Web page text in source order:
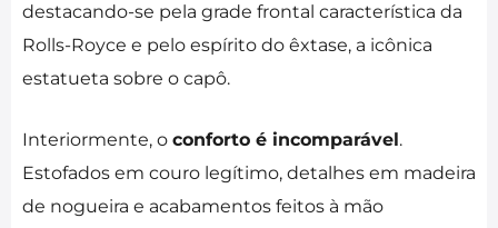
destacando-se pela grade frontal característica da
Rolls-Royce e pelo espírito do êxtase, a icônica
estatueta sobre o capô.
Interiormente, o conforto é incomparável.
Estofados em couro legítimo, detalhes em madeira
de nogueira e acabamentos feitos à mão